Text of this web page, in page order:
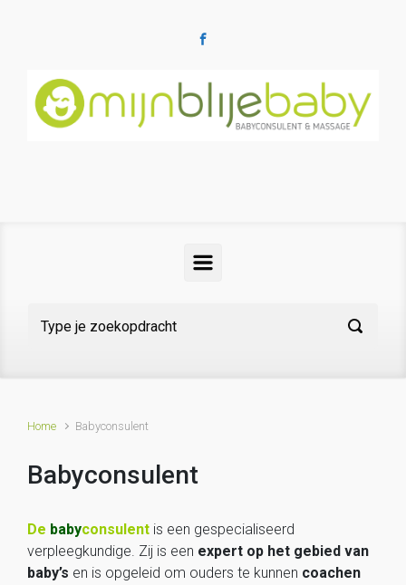
Home Babyconsulent
Babyconsulent
De babyconsulent is een gespecialiseerd
verpleegkundige. Zij is een expert op het gebied van
baby’s en is opgeleid om ouders te kunnen coachen